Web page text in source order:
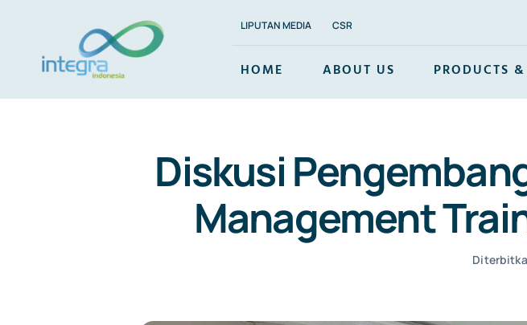
content
LIPUTAN MEDIA CSR
HOME ABOUT US PRODUCTS
Diskusi
Management